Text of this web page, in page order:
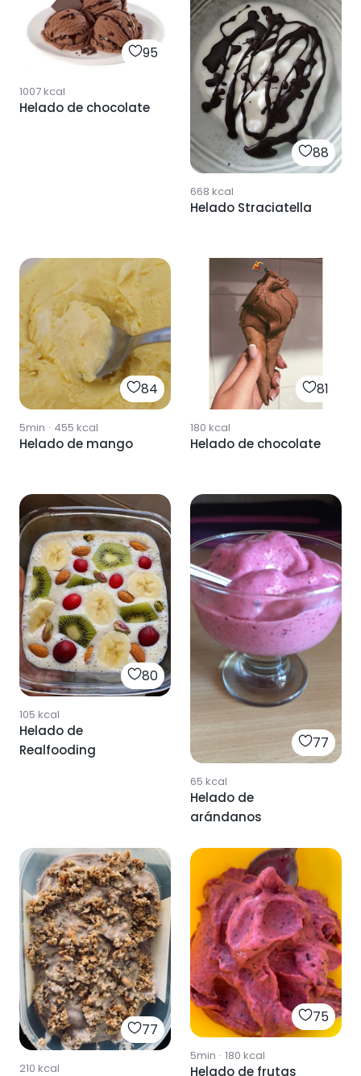
95
1007kcal
Helado de chocolate
88
668 kcal
Helado Straciatella
84
5min · 455 kcal
Helado de mango
81
180 kcal
Helado de chocolate
80
105 kcal
Helado de
Realfooding
77
65 kcal
Helado de
arándanos
77
210 kcal
75
5min · 180 kcal
Helado de frutas